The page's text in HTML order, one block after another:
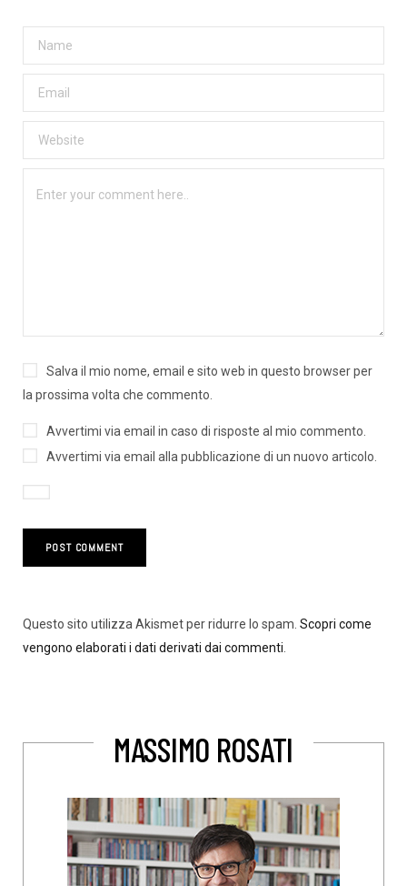
Salva il mio nome, email e sito web in questo browser per
la prossima volta che commento.
Avvertimi via email in caso di risposte al mio commento.
Avvertimi via email alla pubblicazione di un nuovo articolo.
Questo sito utilizza Akismet per ridurre lo spam. Scopri come
vengono elaborati i dati derivati dai commenti
MASSIMO ROSATI